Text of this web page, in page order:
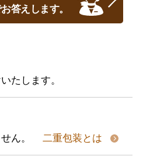
答えします。
たします。
ん。
二重包装とは